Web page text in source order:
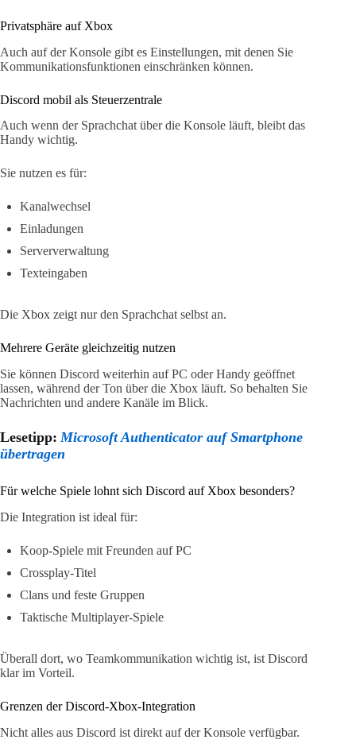
Privatsphäre auf Xbox
Auch auf der Konsole gibt es Einstellungen, mit denen Sie
Kommunikationsfunktionen einschränken können.
Discord mobil als Steuerzentrale
Auch wenn der Sprachchat über die Konsole läuft, bleibt das
Handy wichtig.
Sie nutzen es für:
Kanalwechsel
Einladungen
Serververwaltung
Texteingaben
Die Xbox zeigt nur den Sprachchat selbst an.
Mehrere Geräte gleichzeitig nutzen
Sie können Discord weiterhin auf PC oder Handy geöffnet
lassen, während der Ton über die Xbox läuft. So behalten Sie
Nachrichten und andere Kanäle im Blick.
Lesetipp: Microsoft Authenticator auf Smartphone
übertragen
Für welche Spiele lohnt sich Discord auf Xbox besonders?
Die Integration ist ideal für:
Koop-Spiele mit Freunden auf PC
Crossplay-Titel
Clans und feste Gruppen
Taktische Multiplayer-Spiele
Überall dort, wo Teamkommunikation wichtig ist, ist Discord
klar im Vorteil.
Grenzen der Discord-Xbox-Integration
Nicht alles aus Discord ist direkt auf der Konsole verfügbar.